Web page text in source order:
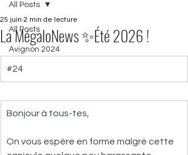
All Posts
Avignon 2024
All Posts
La MégaloNews ✨­Été 2026 !
25 juin 2 min de lecture
#24
Bonjour à tous-tes,
On vous espère en forme malgré cette